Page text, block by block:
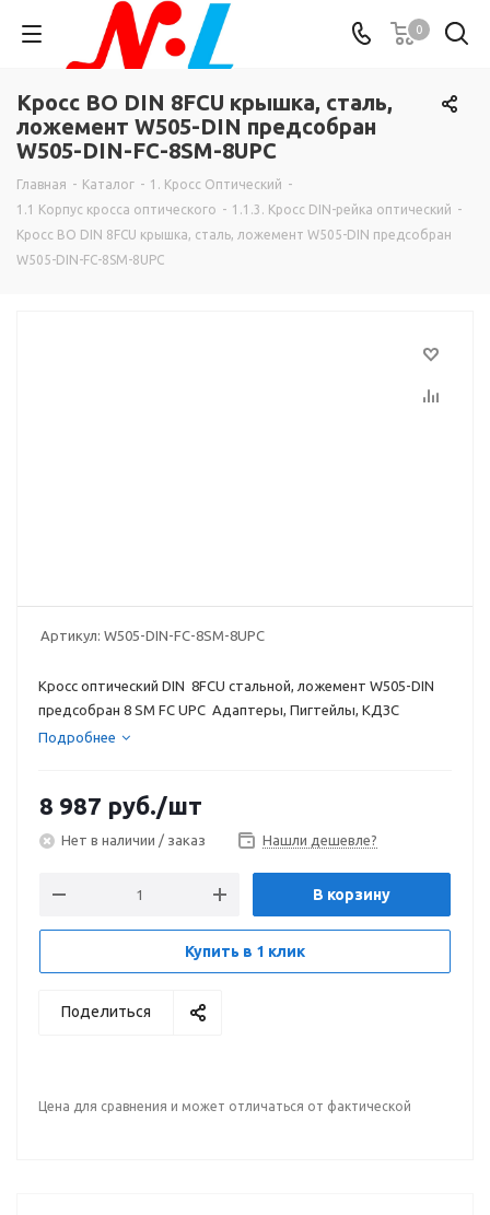
0
Кросс ВО DIN 8FCU крышка, сталь,
ложемент W505-DIN предсобран
W505-DIN-FC-8SM-8UPC
Главная - Каталог - 1. Кросс Оптический -
1.1 Корпус кросса оптического - 1.1.3. Кросс DIN-рейка оптический -
Кросс ВО DIN 8FCU крышка, сталь, ложемент W505-DIN предсобран
W505-DIN-FC-8SM-8UPC
Артикул: W505-DIN-FC-8SM-8UPC
Кросс оптический DIN 8FCU стальной, ложемент W505-DIN
предсобран 8 SM FC UPC Адаптеры, Пигтейлы, КДЗС
Подробнее
8 987 руб./шт
Нет в наличии / заказ Нашли дешевле?
В корзину
Купить в 1 клик
Поделиться
Цена для сравнения и может отличаться от фактической